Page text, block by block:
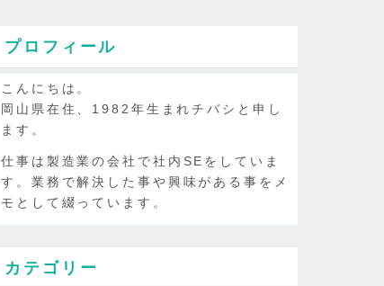
プロフィール
こんにちは。
岡山県在住、1982年生まれチバシと申し
ます。
仕事は製造業の会社で社内SEをしていま
す。業務で解決した事や興味がある事をメ
モとして綴っています。
カテゴリー